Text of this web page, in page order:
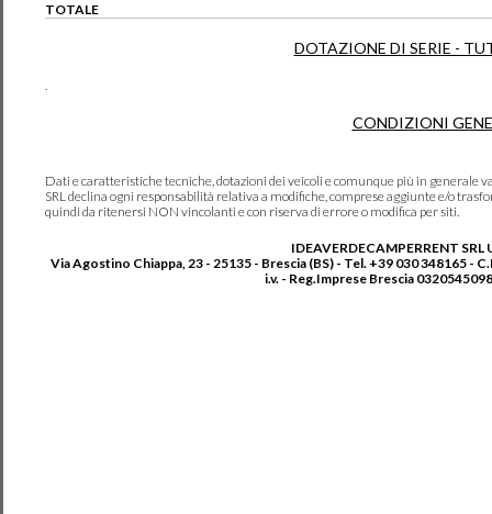
TOTALE
DOTAZIONE DI SERIE -
.
CONDIZIONI
Dati e caratteristiche tecniche, dotazioni dei veicoli e comunque più in generale
SRL declina ogni responsabilità relativa a modifiche, comprese aggiunte e/o
quindi da ritenersi NON vincolanti e con riserva di errore o modifica per siti.
IDEAVERDECAMPERRENT SRL
Via Agostino Chiappa, 23 - 25135 - Brescia (BS) - Tel. +39 030 348165 -
i.v. - Reg.Imprese Brescia